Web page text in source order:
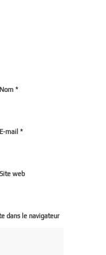
Nom*
E-mail*
Site web
dans le navigateur